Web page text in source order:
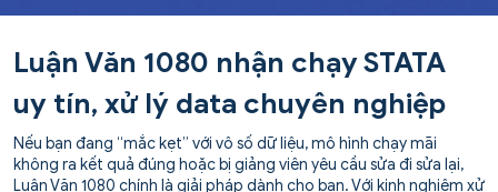
Luận Văn 1080 nhận chạy STATA
uy tín, xử lý data chuyên nghiệp
Nếu bạn đang “mắc kẹt” với vô số dữ liệu, mô hình chạy mãi
không ra kết quả đúng hoặc bị giảng viên yêu cầu sửa đi sửa lại,
Luận Văn 1080 chính là giải pháp dành cho bạn. Với kinh nghiệm xử